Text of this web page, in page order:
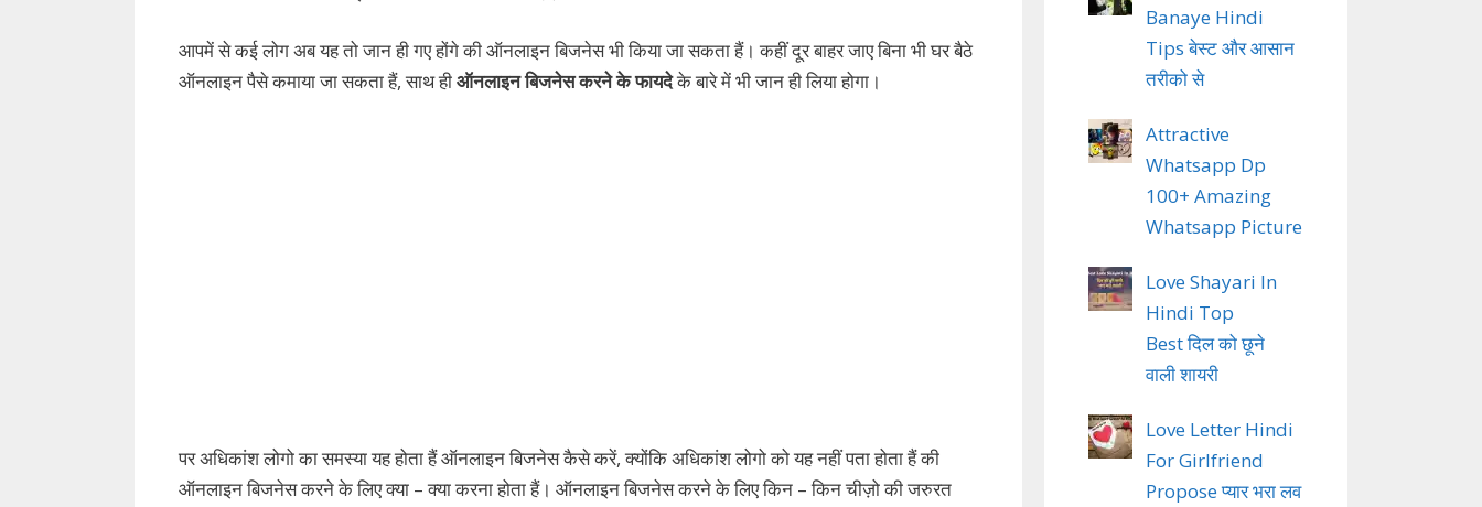
आपमें से कई लोग अब यह तो जान ही गए होंगे की ऑनलाइन बिजनेस भी किया जा सकता हैं। कहीं दूर बाहर जाए बिना भी घर बैठे
ऑनलाइन पैसे कमाया जा सकता हैं, साथ हीऑनलाइन बिजनेस करने के फायदेके बारे में भी जान ही लिया होगा।
पर अधिकांश लोगो का समस्या यह होता हैं ऑनलाइन बिजनेस कैसे करें, क्योंकि अधिकांश लोगो को यह नहीं पता होता हैं की
ऑनलाइन बिजनेस करने के लिए क्या – क्या करना होता हैं। ऑनलाइन बिजनेस करने के लिए किन – किन चीज़ो की जरुरत
Banaye Hindi
Tips बेस्ट और आसान
तरीको से
Attractive
Whatsapp Dp
100+ Amazing
Whatsapp Picture
Love Shayari In
Hindi Top
Best दिल को छूने
वाली शायरी
Love Letter Hindi
For Girlfriend
Propose प्यार भरा लव